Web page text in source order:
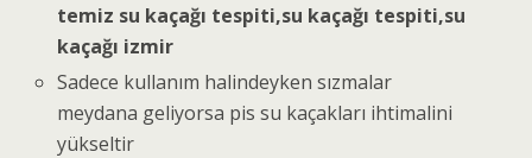
temiz su kaçağı tespiti,su kaçağı tespiti,su
kaçağı izmir
Sadece kullanım halindeyken sızmalar
meydana geliyorsa pis su kaçakları ihtimalini
yükseltir